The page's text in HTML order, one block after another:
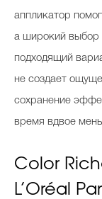
аппликатор
а широкий выбор
подходящий
не создает
сохранение
время вдвое
Color
L’Oréal